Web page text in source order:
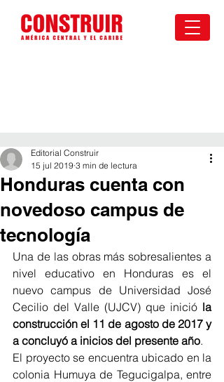
Honduras cuenta con
novedoso campus de
tecnología
Editorial Construir
15 jul 2019 3 min de lectura
Una de las obras más sobresalientes a
nivel educativo en Honduras es el
nuevo campus de Universidad José
Cecilio del Valle (UJCV) que inició la
construcción el 11 de agosto de 2017 y
a concluyó a inicios del presente año.
El proyecto se encuentra ubicado en la
colonia Humuya de Tegucigalpa, entre